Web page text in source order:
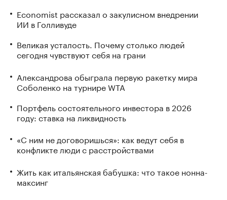
Economist рассказал о закулисном внедрении
ИИ в Голливуде
Великая усталость. Почему столько людей
сегодня чувствуют себя на грани
Александрова обыграла первую ракетку мира
Соболенко на турнире WTA
Портфель состоятельного инвестора в 2026
году: ставка на ликвидность
«С ним не договоришься»: как ведут себя в
конфликте люди с расстройствами
Жить как итальянская бабушка: что такое нонна-
максинг